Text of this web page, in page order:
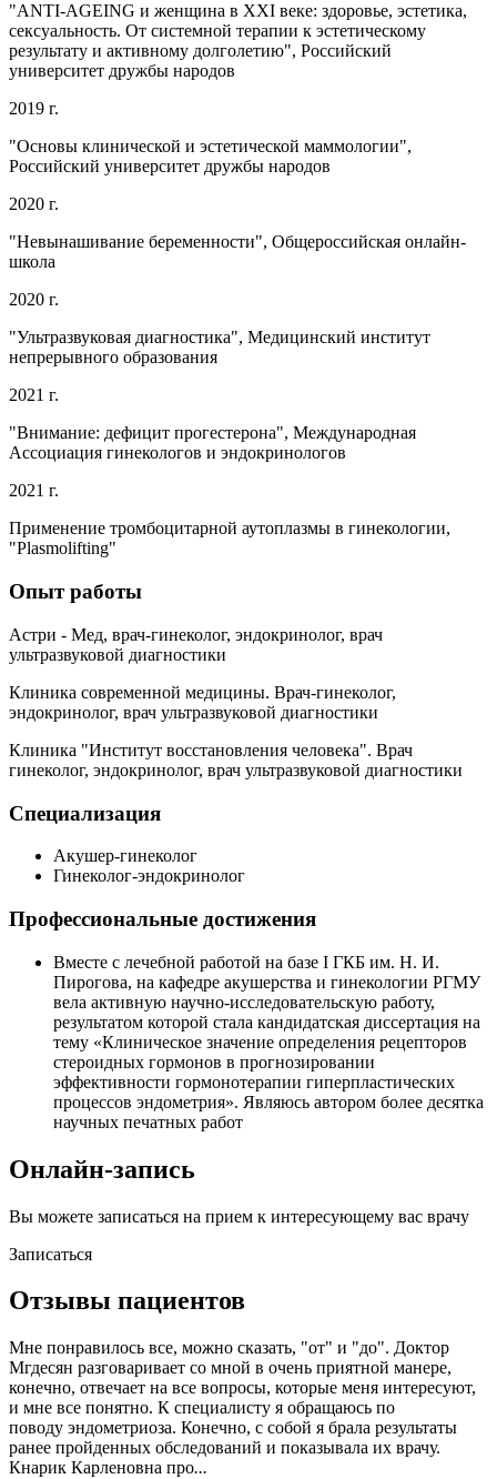
"ANTI-AGEING и женщина в XXI веке: здоровье, эстетика,
сексуальность. От системной терапии к эстетическому
результату и активному долголетию", Российский
университет дружбы народов
2019 г.
"Основы клинической и эстетической маммологии",
Российский университет дружбы народов
2020 г.
"Невынашивание беременности", Общероссийская онлайн-
школа
2020 г.
"Ультразвуковая диагностика", Медицинский институт
непрерывного образования
2021 г.
"Внимание: дефицит прогестерона", Международная
Ассоциация гинекологов и эндокринологов
2021 г.
Применение тромбоцитарной аутоплазмы в гинекологии,
"Plasmolifting"
Опыт работы
Астри - Мед, врач-гинеколог, эндокринолог, врач
ультразвуковой диагностики
Клиника современной медицины. Врач-гинеколог,
эндокринолог, врач ультразвуковой диагностики
Клиника "Институт восстановления человека". Врач
гинеколог, эндокринолог, врач ультразвуковой диагностики
Специализация
Акушер-гинеколог
Гинеколог-эндокринолог
Профессиональные достижения
Вместе с лечебной работой на базе I ГКБ им. Н. И.
Пирогова, на кафедре акушерства и гинекологии РГМУ
вела активную научно-исследовательскую работу,
результатом которой стала кандидатская диссертация на
тему «Клиническое значение определения рецепторов
стероидных гормонов в прогнозировании
эффективности гормонотерапии гиперпластических
процессов эндометрия». Являюсь автором более десятка
научных печатных работ
Онлайн-запись
Вы можете записаться на прием к интересующему вас врачу
Записаться
Отзывы пациентов
Мне понравилось все, можно сказать, "от" и "до". Доктор
Мгдесян разговаривает со мной в очень приятной манере,
конечно, отвечает на все вопросы, которые меня интересуют,
и мне все понятно. К специалисту я обращаюсь по
поводу эндометриоза. Конечно, с собой я брала результаты
ранее пройденных обследований и показывала их врачу.
Кнарик Карленовна про...